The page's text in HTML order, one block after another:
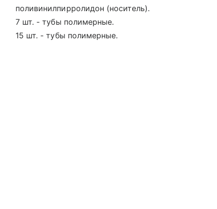
поливинилпирролидон (носитель).
7 шт. - тубы полимерные.
15 шт. - тубы полимерные.